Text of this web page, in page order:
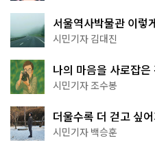
서울역사박물관 이렇
나는 역사 산책
시민기자 김대진
나의 마음을 사로잡
상작 공개!
시민기자 조수봉
더울수록 더 걷고 싶
코스'
시민기자 백승훈